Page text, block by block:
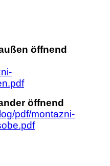
öffnend
öffnend
pdf/montazni-